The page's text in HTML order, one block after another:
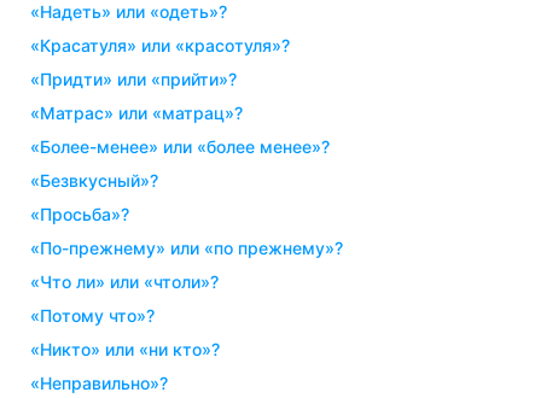
«надеть» или «одеть»?
«красатуля» или «красотуля»?
«придти» или «прийти»?
«матрас» или «матрац»?
«более-менее» или «более менее»?
«безвкусный»?
«просьба»?
«по-прежнему» или «по прежнему»?
«что ли» или «чтоли»?
«потому что»?
«никто» или «ни кто»?
«неправильно»?